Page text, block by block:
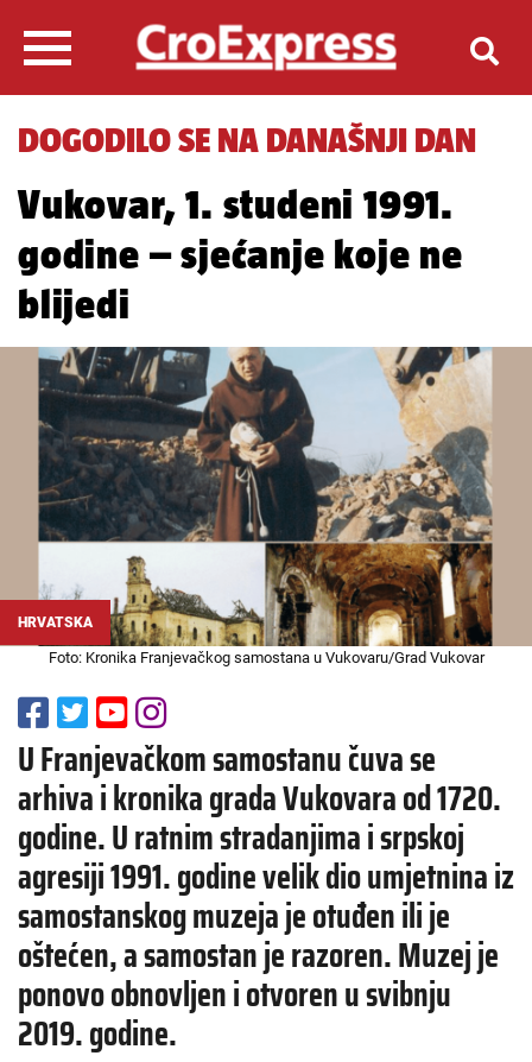
DOGODILO SE NA DANAŠNJI DAN
Vukovar, 1. studeni 1991.
godine – sjećanje koje ne
blijedi
HRVATSKA
Foto: Kronika Franjevačkog samostana u Vukovaru/Grad Vukovar
U Franjevačkom samostanu čuva se
arhiva i kronika grada Vukovara od 1720.
godine. U ratnim stradanjima i srpskoj
agresiji 1991. godine velik dio umjetnina iz
samostanskog muzeja je otuđen ili je
oštećen, a samostan je razoren. Muzej je
ponovo obnovljen i otvoren u svibnju
2019. godine.